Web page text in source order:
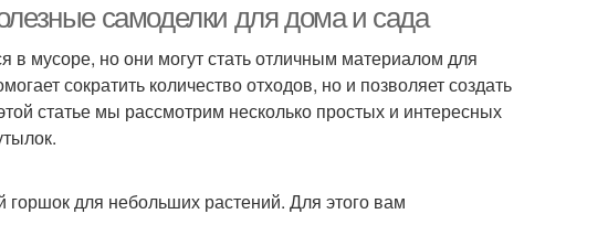
самоделки для дома и сада
в мусоре, но они могут стать отличным материалом для
сократить количество отходов, но и позволяет создать
статье мы рассмотрим несколько простых и интересных
для небольших растений. Для этого вам